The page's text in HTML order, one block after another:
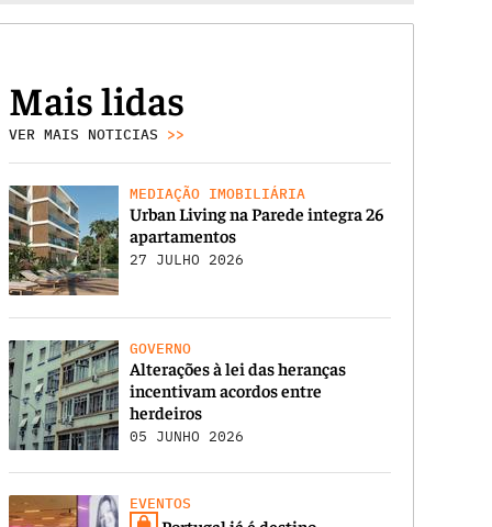
Mais lidas
VER MAIS NOTICIAS >>
MEDIAÇÃO IMOBILIÁRIA
Urban Living na Parede integra 26
apartamentos
27 JULHO 2026
GOVERNO
Alterações à lei das heranças
incentivam acordos entre
herdeiros
05 JUNHO 2026
EVENTOS